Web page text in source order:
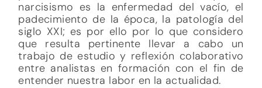
narcisismo es la enfermedad del vacío, el
padecimiento de la época, la patología del
siglo XXI; es por ello por lo que considero
que resulta pertinente llevar a cabo un
trabajo de estudio y reflexión colaborativo
entre analistas en formación con el fin de
entender nuestra labor en la actualidad.